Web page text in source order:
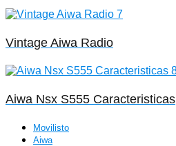
Vintage Aiwa Radio
Aiwa Nsx S555 Caracteristicas
Movilisto
Aiwa